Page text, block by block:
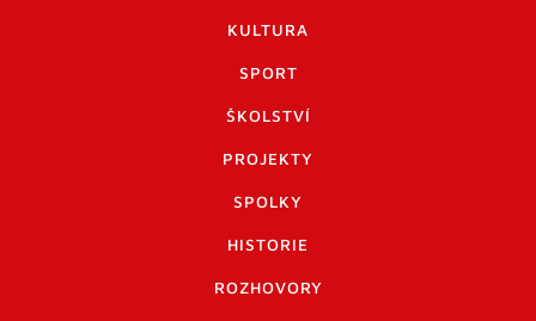
KULTURA
SPORT
ŠKOLSTVÍ
PROJEKTY
SPOLKY
HISTORIE
ROZHOVORY